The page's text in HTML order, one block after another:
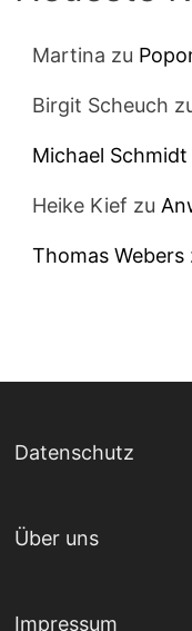
Martina zu
Birgit Scheuch
Michael Schmidt
Heike Kief zu
Thomas Webers
Datenschutz
Über uns
Impressum